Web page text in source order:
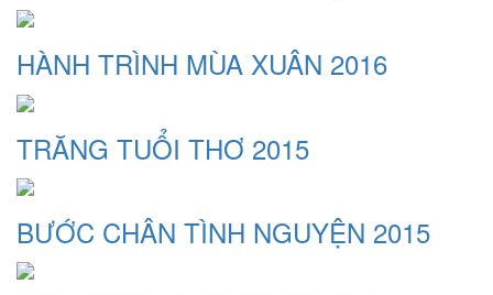
HÀNH TRÌNH MÙA XUÂN 2016
TRĂNG TUỔI THƠ 2015
BƯỚC CHÂN TÌNH NGUYỆN 2015